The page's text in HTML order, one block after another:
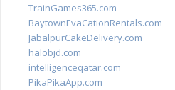
TrainGames365.com
BaytownEvaCationRentals.com
JabalpurCakeDelivery.com
halobjd.com
intelligenceqatar.com
PikaPikaApp.com